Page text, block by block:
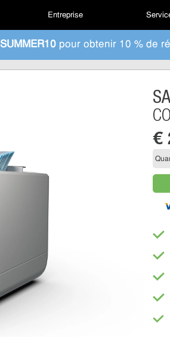
Entreprise
SUMMER10 pour obtenir 10 % de
€